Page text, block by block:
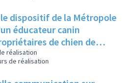
dispositif de la Métropole
éducateur canin
de chien de
leur expliquer les
via un article dans le
de la ville
réalisation
de réalisation